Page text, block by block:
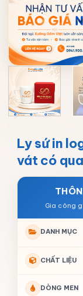
Ly sứ in
vát có
DANH MỤC
CHẤT LIỆU
DÒNG MEN